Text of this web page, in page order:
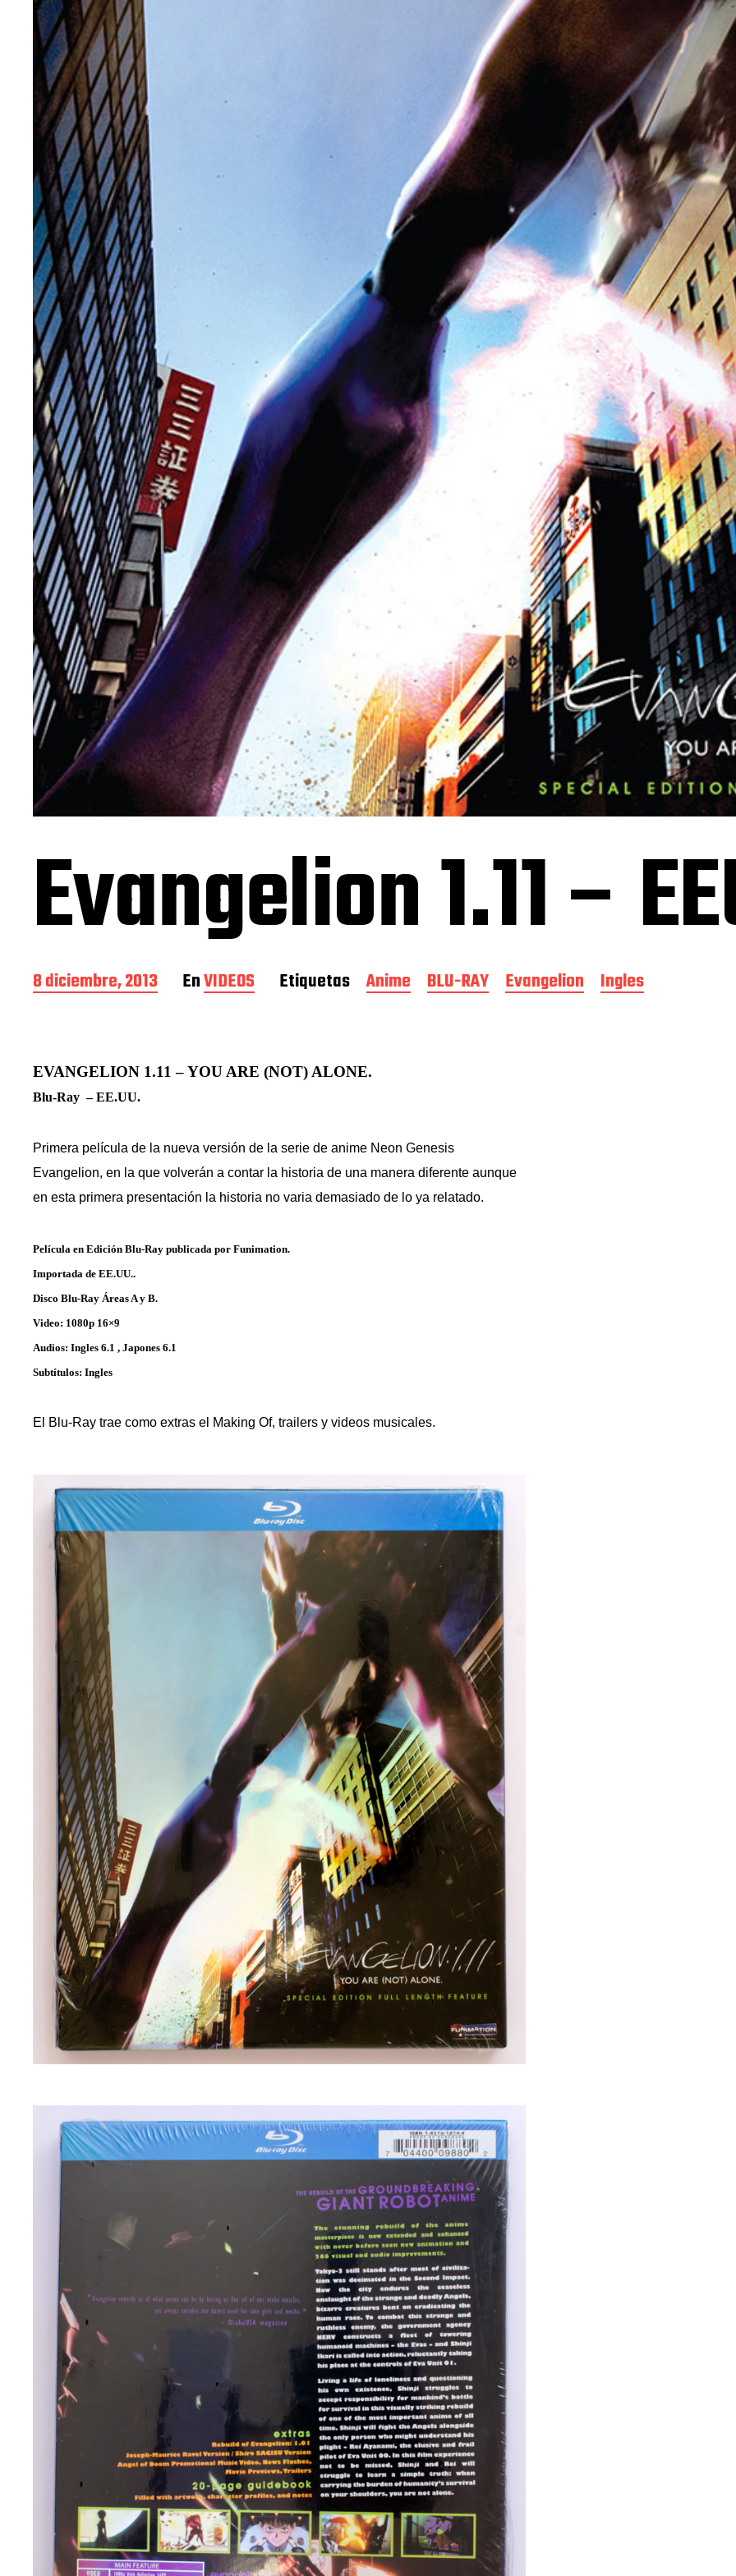
Evangelion 1.11 –
F
e
d
e
l
e
n
t
r
a
8 diciembre, 2013 EnVIDEOS Etiquetas Anime BLU-RAY Evangelion Ingles
EVANGELION 1.11 – YOU ARE (NOT) ALONE.
Blu-Ray – EE.UU.
Primera película de la nueva versión de la serie de anime Neon Genesis
Evangelion, en la que volverán a contar la historia de una manera diferente aunque
en esta primera presentación la historia no varia demasiado de lo ya relatado.
Película en Edición Blu-Ray publicada por Funimation.
Importada de EE.UU..
Disco Blu-Ray Áreas A y B.
Video: 1080p 16×9
Audios: Ingles 6.1 , Japones 6.1
Subtítulos: Ingles
El Blu-Ray trae como extras el Making Of, trailers y videos musicales.